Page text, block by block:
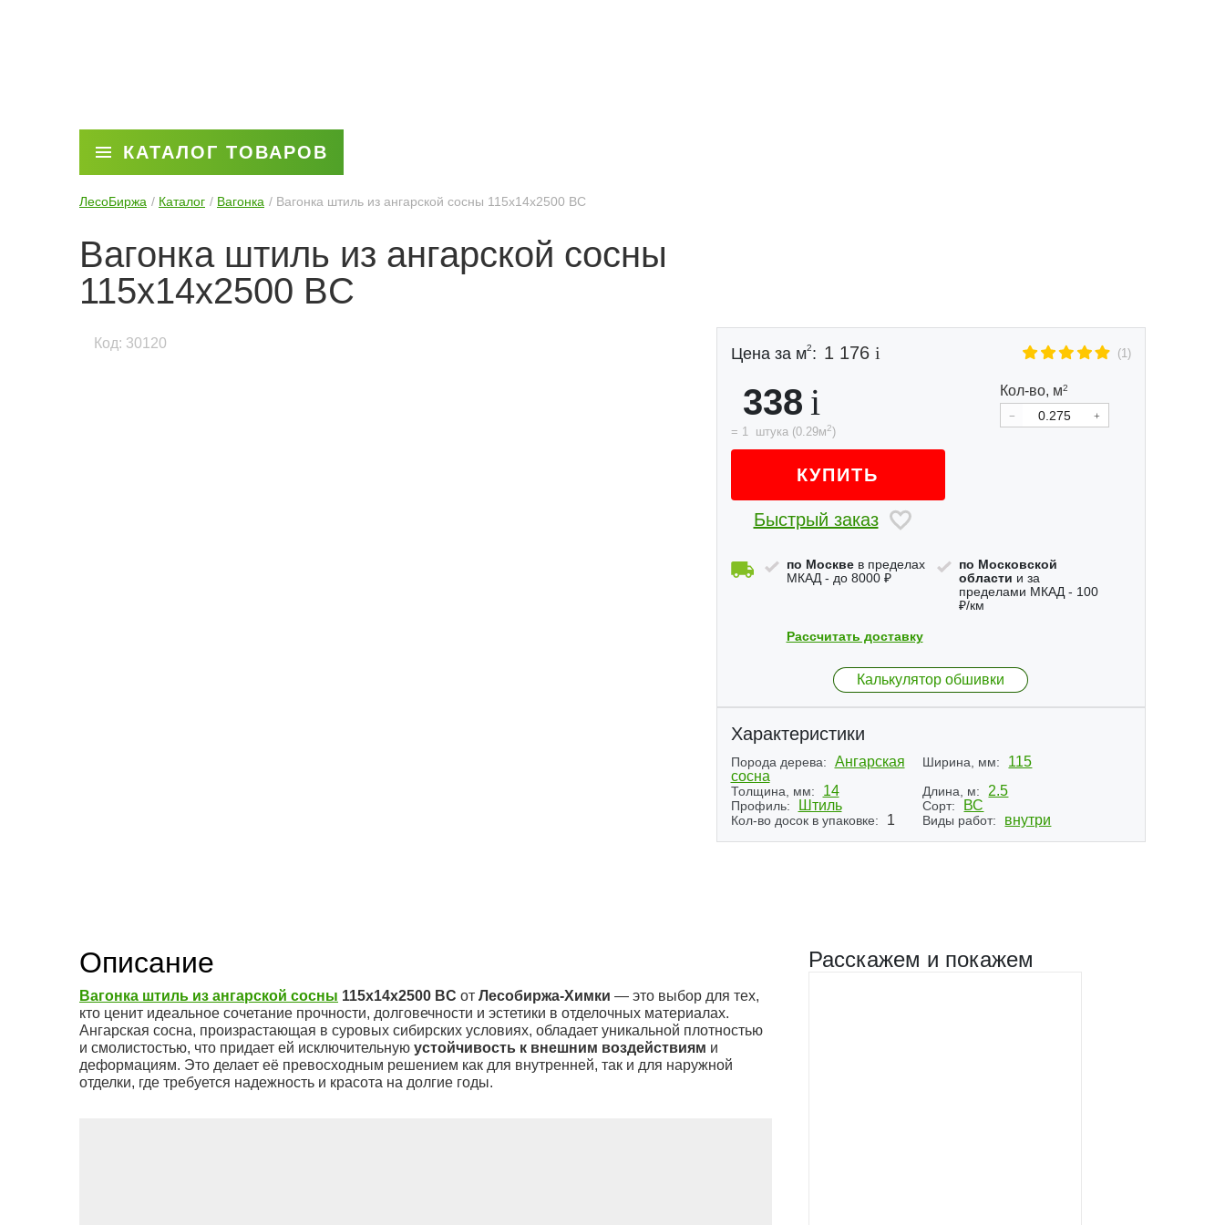
КАТАЛОГ ТОВАРОВ
ЛесоБиржа Каталог Вагонка Вагонка штиль из ангарской сосны 115x14x2500 BC
Вагонка штиль из ангарской сосны
115x14x2500 BC
Код: 30120
Цена за м2: 1 176 (1)
338
= 1 штука(0.29м2)
КУПИТЬ
Быстрый заказ
Кол-во, м2
по Москвев пределах
МКАД - до 8000 ₽
по Московской
области и за
пределами МКАД - 100
₽/км
Рассчитать доставку
Калькулятор обшивки
Характеристики
Порода дерева:
Ангарская
сосна
Ширина, мм: 115
Толщина, мм: 14 Длина, м: 2.5
Профиль: Штиль Сорт: ВС
Кол-во досок в упаковке: 1 Виды работ: внутри
Описание
Вагонка штиль из ангарской сосны 115x14x2500 BC от Лесобиржа-Химки — это выбор для тех,
кто ценит идеальное сочетание прочности, долговечности и эстетики в отделочных материалах.
Ангарская сосна, произрастающая в суровых сибирских условиях, обладает уникальной плотностью
и смолистостью, что придает ей исключительную устойчивость к внешним воздействиям и
деформациям. Это делает её превосходным решением как для внутренней, так и для наружной
отделки, где требуется надежность и красота на долгие годы.
Расскажем и покажем